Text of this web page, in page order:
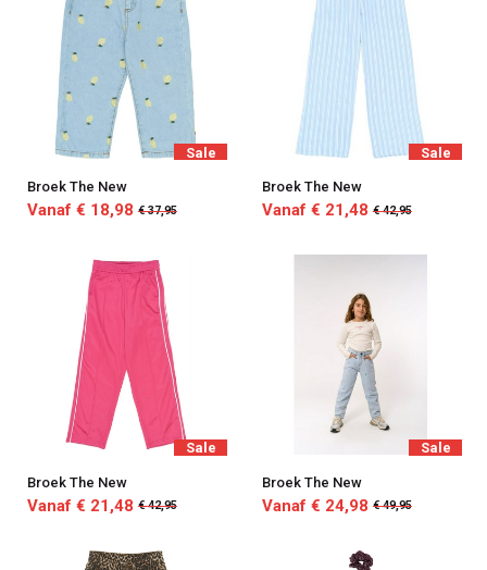
Sale
Broek The New
Vanaf € 18,98 € 37,95
Sale
Broek The New
Vanaf € 21,48 € 42,95
Sale
Broek The New
Vanaf € 21,48 € 42,95
Sale
Broek The New
Vanaf € 24,98 € 49,95